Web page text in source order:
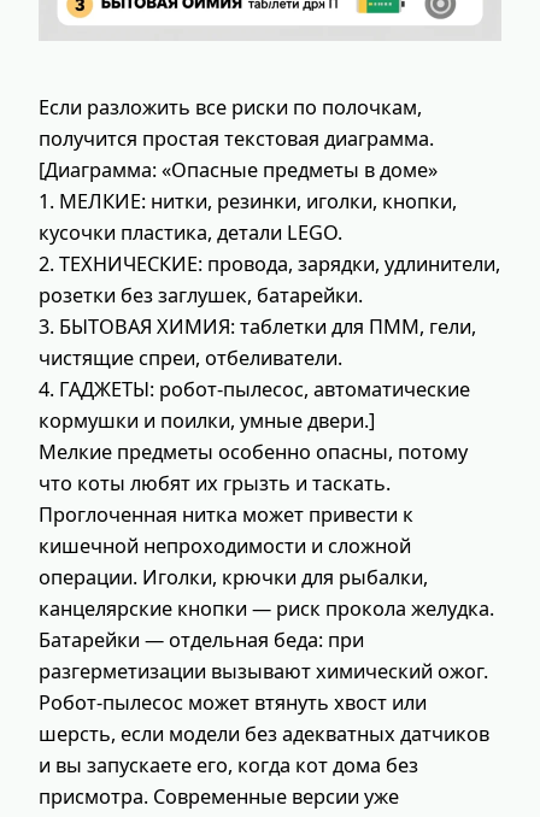
Если разложить все риски по полочкам,
получится простая текстовая диаграмма.
[Диаграмма: «Опасные предметы в доме»
1. МЕЛКИЕ: нитки, резинки, иголки, кнопки,
кусочки пластика, детали LEGO.
2. ТЕХНИЧЕСКИЕ: провода, зарядки, удлинители,
розетки без заглушек, батарейки.
3. БЫТОВАЯ ХИМИЯ: таблетки для ПММ, гели,
чистящие спреи, отбеливатели.
4. ГАДЖЕТЫ: робот-пылесос, автоматические
кормушки и поилки, умные двери.]
Мелкие предметы особенно опасны, потому
что коты любят их грызть и таскать.
Проглоченная нитка может привести к
кишечной непроходимости и сложной
операции. Иголки, крючки для рыбалки,
канцелярские кнопки — риск прокола желудка.
Батарейки — отдельная беда: при
разгерметизации вызывают химический ожог.
Робот-пылесос может втянуть хвост или
шерсть, если модели без адекватных датчиков
и вы запускаете его, когда кот дома без
присмотра. Современные версии уже